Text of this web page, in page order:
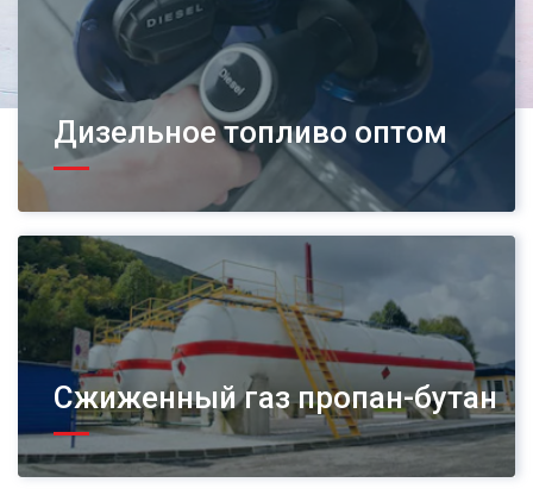
Дизельное топливо оптом
Сжиженный газ пропан-бутан